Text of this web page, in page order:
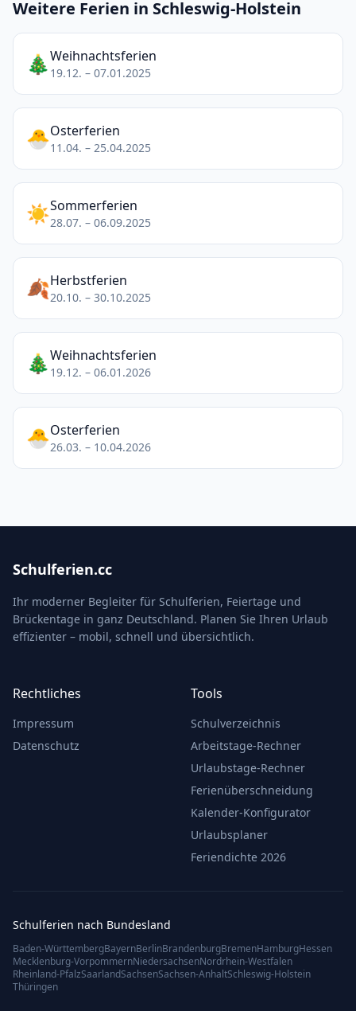
Weitere Ferien in Schleswig-Holstein
🎄Weihnachtsferien
19.12. – 07.01.2025
🐣Osterferien
11.04. – 25.04.2025
☀️Sommerferien
28.07. – 06.09.2025
🍂Herbstferien
20.10. – 30.10.2025
🎄Weihnachtsferien
19.12. – 06.01.2026
🐣Osterferien
26.03. – 10.04.2026
Schulferien.cc
Ihr moderner Begleiter für Schulferien, Feiertage und
Brückentage in ganz Deutschland. Planen Sie Ihren Urlaub
effizienter – mobil, schnell und übersichtlich.
Rechtliches
Impressum
Datenschutz
Tools
Schulverzeichnis
Arbeitstage-Rechner
Urlaubstage-Rechner
Ferienüberschneidung
Kalender-Konfigurator
Urlaubsplaner
Feriendichte 2026
Schulferien nach Bundesland
Baden-WürttembergBayernBerlinBrandenburgBremenHamburgHessen
Mecklenburg-VorpommernNiedersachsenNordrhein-Westfalen
Rheinland-PfalzSaarlandSachsenSachsen-AnhaltSchleswig-Holstein
Thüringen